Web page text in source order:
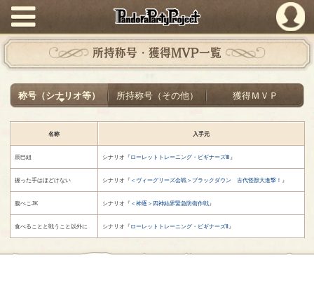
PandoraPartyProject
所持称号・獲得MVP一覧
称号（シナリオ等） 所持称号（その他） 獲得ＭＶＰ
名称 入手元
辰巳組 シナリオ『 ローレットトレーニング・ビギナーズⅢ 』
握った手はほどけない シナリオ『 ＜ヴィーグリーズ会戦＞ブラックダウン 古代怪獣大進撃！ 』
腹ぺこJK シナリオ『 ＜神逐＞四神結界緊急防衛作戦』
食べることと戦うこと以外に シナリオ『 ローレットトレーニング・ビギナーズⅡ』